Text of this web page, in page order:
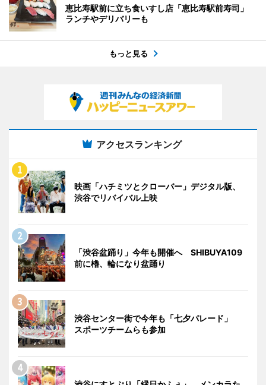
恵比寿駅前に立ち食いすし店「恵比寿駅前寿司」
ランチやデリバリーも
もっと見る
アクセスランキング
映画「ハチミツとクローバー」デジタル版、
渋谷でリバイバル上映
「渋谷盆踊り」今年も開催へ SHIBUYA109
前に櫓、輪になり盆踊り
渋谷センター街で今年も「七夕パレード」
スポーツチームらも参加